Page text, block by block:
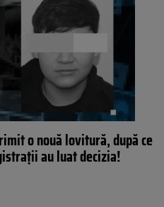
o nouă lovitură, după ce
au luat decizia!